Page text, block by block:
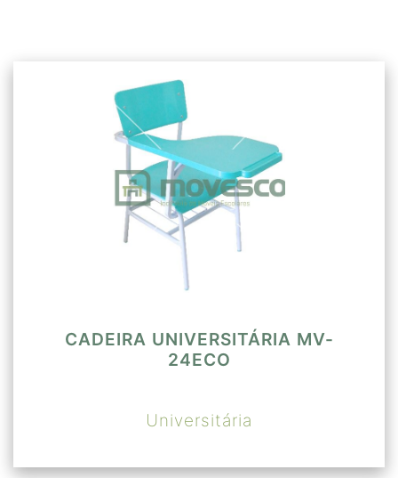
encosto unidos por chapa de aço
formando peça única.
Prancheta(365x240x250mm)
escamoteável, em aglomerado revestido
em laminado melamínico em ambos os
lados com bordas em PVC tipo “T” fixado
à estrutura através de parafusos auto-
atarraxantes 4.5x32PHP. Altura do
encosto ao chão 870mm.
CADEIRA UNIVERSITÁRIA MV-
24ECO
Universitária